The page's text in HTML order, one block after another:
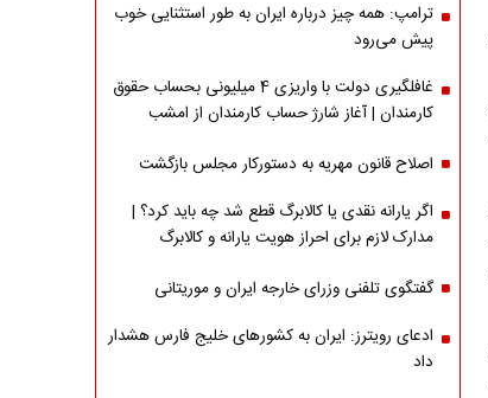
ترامپ: همه چیز درباره ایران به طور استثنایی خوب
پیش می‌رود
غافلگیری دولت با واریزی 4 میلیونی بحساب حقوق
کارمندان | آغاز شارژ حساب کارمندان از امشب
اصلاح قانون مهریه به دستورکار مجلس بازگشت
اگر یارانه نقدی یا کالابرگ قطع شد چه باید کرد؟ |
مدارک لازم برای احراز هویت یارانه و کالابرگ
گفتگوی تلفنی وزرای خارجه ایران و موریتانی
ادعای رویترز: ایران به کشورهای خلیج فارس هشدار
داد